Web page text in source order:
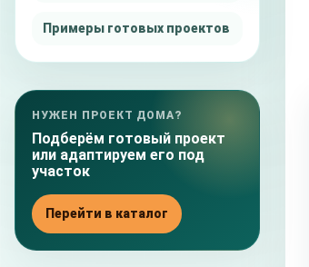
Примеры готовых проектов
НУЖЕН ПРОЕКТ ДОМА?
Подберём готовый проект
или адаптируем его под
участок
Перейти в каталог